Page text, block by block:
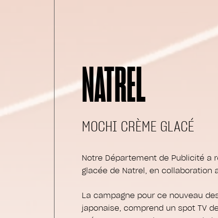
NATREL
MOCHI CRÈME GLACÉ
Notre Département de Publicité a
glacée de Natrel, en collaboration
La campagne pour ce nouveau
japonaise, comprend un spot TV